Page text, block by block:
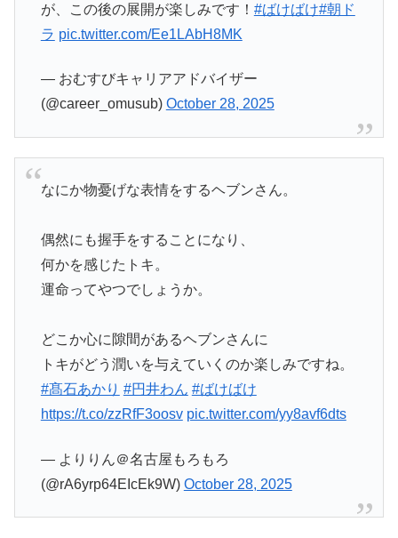
が、この後の展開が楽しみです！ #ばけばけ#朝ド
ラ pic.twitter.com/Ee1LAbH8MK
— おむすびキャリアアドバイザー
(@career_omusub) October 28, 2025
なにか物憂げな表情をするヘブンさん。
偶然にも握手をすることになり、
何かを感じたトキ。
運命ってやつでしょうか。
どこか心に隙間があるヘブンさんに
トキがどう潤いを与えていくのか楽しみですね。
#髙石あかり #円井わん #ばけばけ
https://t.co/zzRfF3oosv pic.twitter.com/yy8avf6dts
— よりりん＠名古屋もろもろ
(@rA6yrp64EIcEk9W) October 28, 2025